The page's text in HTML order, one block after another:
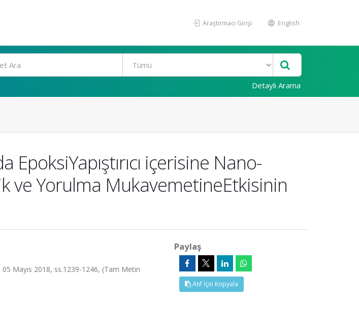
Araştırmacı Girişi English
Detaylı Arama
EpoksiYapıştırıcı içerisine Nano-
ve Yorulma MukavemetineEtkisinin
Mayıs 2018, ss.1239-1246, (Tam Metin
Paylaş
Atıf İçin Kopyala